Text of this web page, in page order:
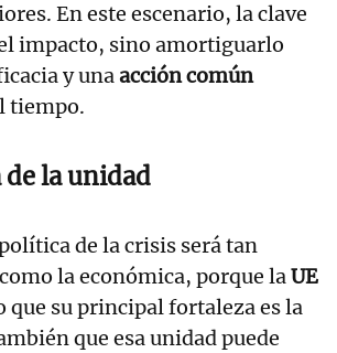
En este escenario, la clave
impacto, sino amortiguarlo
y unaacción común
tiempo.
la unidad
de la crisis será tan
la económica, porque laUE
que su principal fortaleza es la
que esa unidad puede